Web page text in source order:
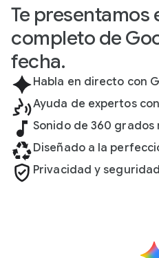
Te presentamos
completo de
fecha.
Habla en directo con
Ayuda de expertos
Sonido de 360 grados
Diseñado a la
Privacidad y